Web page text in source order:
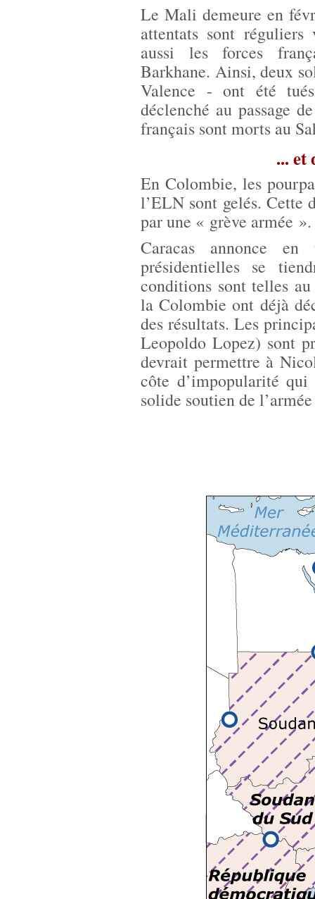
Le Mali demeure en
attentats sont
aussi les forces
Barkhane. Ainsi, deux
Valence - ont été
déclenché au passage
français sont morts au
... et
En Colombie, les
l’ELN sont gelés. Cette
par une « grève armée ».
Caracas annonce
présidentielles se
conditions sont telles
la Colombie ont déjà
des résultats. Les
Leopoldo Lopez) sont
devrait permettre à
côte d’impopularité
solide soutien de